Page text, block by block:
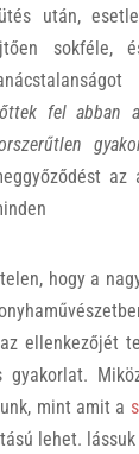
után,
sokféle,
fel abban
hogy a
ellenkezőjét
mint amit a
lehet.